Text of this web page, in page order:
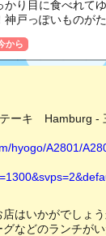
かり目に食べれて
神戸っぽいものがた
から
ーキ Hamburg -
hyogo/A2801/
はいかがでしょう
などのランチが